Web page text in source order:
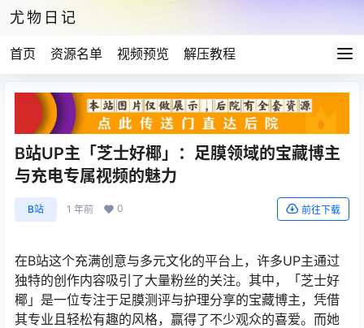
尤物日记
首页 资源名单 视频预览 解压教程
B站UP主「芝士好椰」：足膜领域的宝藏博主
与充电专属视频的魅力
B站 1 年前 0 前往下载
在B站这个充满创意与多元文化的平台上，许多UP主通过
独特的创作内容吸引了大量粉丝的关注。其中，「芝士好
椰」是一位专注于足膜测评与护理分享的宝藏博主，凭借
其专业且轻松有趣的风格，赢得了不少观众的喜爱。而她